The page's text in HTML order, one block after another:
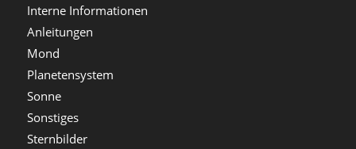
Interne Informationen
Anleitungen
Mond
Planetensystem
Sonne
Sonstiges
Sternbilder